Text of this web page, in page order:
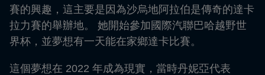
賽的興趣，這主要是因為沙烏地阿拉伯是傳奇的達卡
拉力賽的舉辦地。 她開始參加國際汽聯巴哈越野世
界杯，並夢想有一天能在家鄉達卡比賽。
這個夢想在 2022 年成為現實，當時丹妮亞代表